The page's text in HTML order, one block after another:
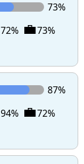
73%
72% 💼73%
87%
94% 💼72%